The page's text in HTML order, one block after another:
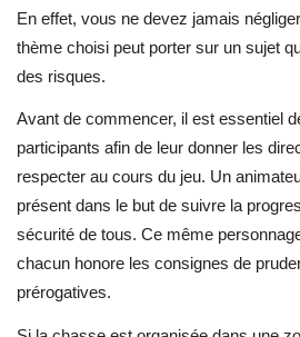
En effet, vous ne devez jamais
thème choisi peut porter sur un sujet
des risques.
Avant de commencer, il est essentiel
participants afin de leur donner les
respecter au cours du jeu. Un
présent dans le but de suivre la
sécurité de tous. Ce même
chacun honore les consignes de
prérogatives.